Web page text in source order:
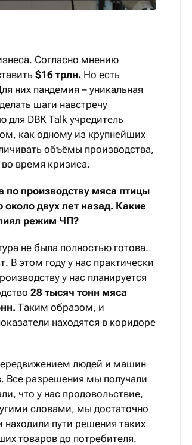
Согласно мнению
$16 трлн. Но есть
них пандемия – уникальная
шаги навстречу
DBK Talk учредитель
как одному из крупнейших
объёмы производства,
время кризиса.
производству мяса птицы
двух лет назад. Какие
режим ЧП?
не была полностью готова.
В этом году у нас практически
у нас планируется
28 тысяч тонн мяса
Таким образом, и
находятся в коридоре
людей и машин
Все разрешения мы получали
что у нас продовольствие,
словами, мы достаточно
пути решения таких
товаров до потребителя.